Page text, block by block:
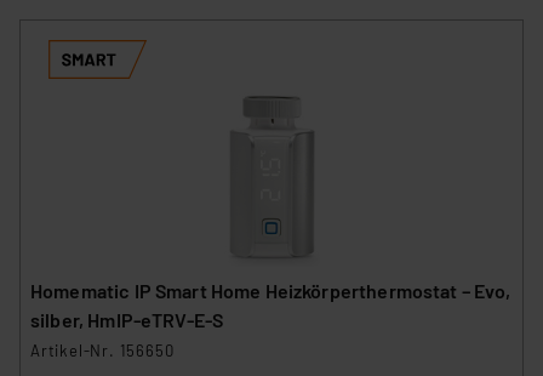
Homematic IP Smart Home Heizkörperthermostat – Evo,
silber, HmIP-eTRV-E-S
Artikel-Nr. 156650